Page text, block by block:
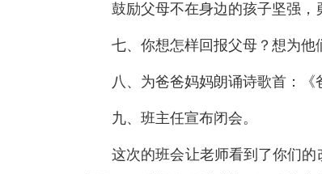
鼓励父母不在身边的孩子坚强，
七、你想怎样回报父母？想为他
八、为爸爸妈妈朗诵诗歌首：《
九、班主任宣布闭会。
这次的班会让老师看到了你们